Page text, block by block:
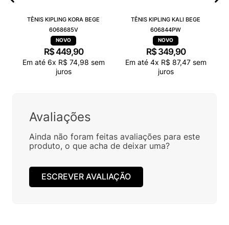
TÊNIS KIPLING KORA BEGE
6068685V
R$449,90
Em até 6x R$ 74,98 sem
juros
TÊNIS KIPLING KALI BEGE
606844PW
R$ 349,90
Em até 4x R$ 87,47sem
juros
Avaliações
Ainda não foram feitas avaliações para este
produto, o que acha de deixar uma?
ESCREVER AVALIAÇÃO